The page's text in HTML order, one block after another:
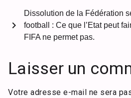
Dissolution de la Fédération
football : Ce que l’Etat peut
FIFA ne permet pas.
chevron_right
Laisser un
Votre adresse e-mail ne sera